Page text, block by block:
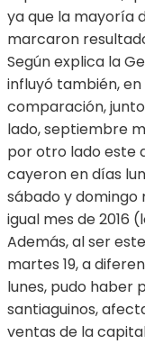
ya que la mayoría
marcaron
Según explica la
influyó también,
comparación,
lado, septiembre
por otro lado este
cayeron en días
sábado y
igual mes de 2016
Además, al ser
martes 19, a
lunes, pudo haber
santiaguinos,
ventas de la